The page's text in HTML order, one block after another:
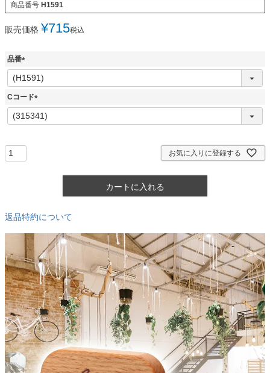
商品番号 H1591
販売価格 ¥715税込
品番
(
必
須
Cコード
(
必
お気に入りに登録する
カートに入れる
返品特約について